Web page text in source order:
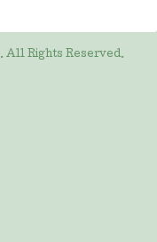
. All Rights Reserved.